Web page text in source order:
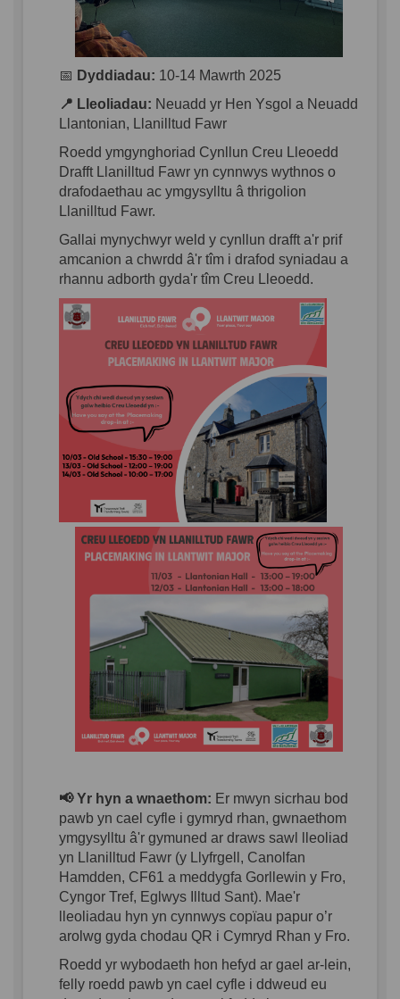
📅 Dyddiadau: 10-14 Mawrth 2025
📍 Lleoliadau: Neuadd yr Hen Ysgol a Neuadd
Llantonian, Llanilltud Fawr
Roedd ymgynghoriad Cynllun Creu Lleoedd
Drafft Llanilltud Fawr yn cynnwys wythnos o
drafodaethau ac ymgysylltu â thrigolion
Llanilltud Fawr.
Gallai mynychwyr weld y cynllun drafft a'r prif
amcanion a chwrdd â'r tîm i drafod syniadau a
rhannu adborth gyda'r tîm Creu Lleoedd.
📢Yr hyn a wnaethom: Er mwyn sicrhau bod
pawb yn cael cyfle i gymryd rhan, gwnaethom
ymgysylltu â'r gymuned ar draws sawl lleoliad
yn Llanilltud Fawr (y Llyfrgell, Canolfan
Hamdden, CF61 a meddygfa Gorllewin y Fro,
Cyngor Tref, Eglwys Illtud Sant). Mae'r
lleoliadau hyn yn cynnwys copïau papur o’r
arolwg gyda chodau QR i Cymryd Rhan y Fro.
Roedd yr wybodaeth hon hefyd ar gael ar-lein,
felly roedd pawb yn cael cyfle i ddweud eu